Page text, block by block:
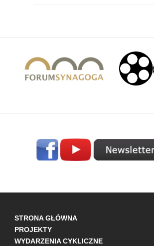
STRONA GŁÓWNA
PROJEKTY
WYDARZENIA CYKLICZNE